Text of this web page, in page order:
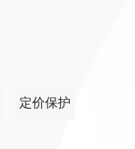
定价保护